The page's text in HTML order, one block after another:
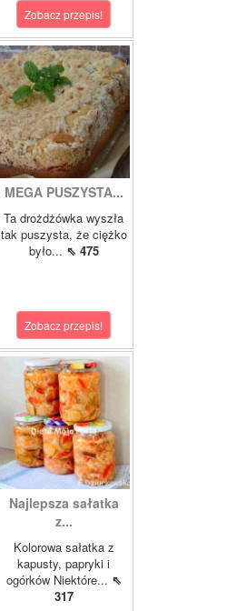
Zobacz przepis!
MEGA PUSZYSTA...
Ta drożdżówka wyszła
tak puszysta, że ciężko
było... ⇖ 475
Zobacz przepis!
Najlepsza sałatka
z...
Kolorowa sałatka z
kapusty, papryki i
ogórków Niektóre... ⇖
317